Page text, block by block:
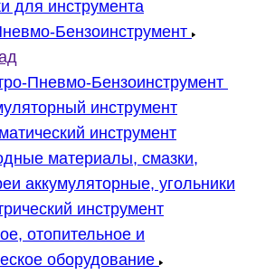
для инструмента
Бензоинструмент
Пневмо-Бензоинструмент
инструмент
инструмент
материалы, смазки,
аккумуляторные, угольники
инструмент
отопительное и
оборудование